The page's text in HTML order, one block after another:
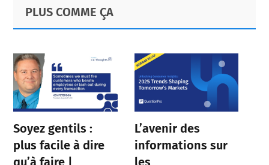
Primary
Sidebar
Footer
PLUS COMME ÇA
Soyez gentils :
plus facile à dire
qu’à faire |
L’avenir des
informations sur
les